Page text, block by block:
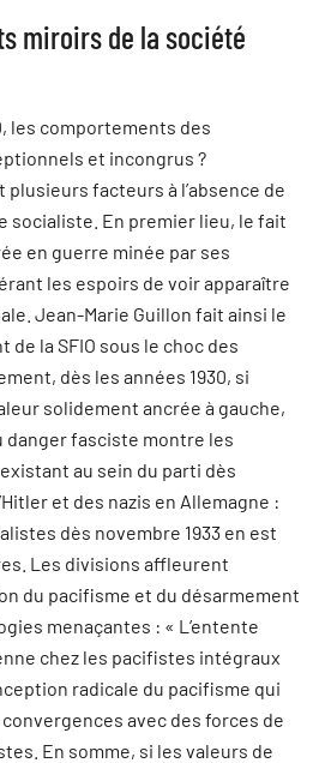
miroirs de la société
les comportements des
et incongrus ?
facteurs à l’absence de
socialiste. En premier lieu, le fait
en guerre minée par ses
les espoirs de voir apparaître
Jean-Marie Guillon fait ainsi le
de la SFIO sous le choc des
dès les années 1930, si
solidement ancrée à gauche,
danger fasciste montre les
au sein du parti dès
et des nazis en Allemagne :
dès novembre 1933 en est
Les divisions affleurent
du pacifisme et du désarmement
menaçantes : « L’entente
chez les pacifistes intégraux
radicale du pacifisme qui
avec des forces de
En somme, si les valeurs de